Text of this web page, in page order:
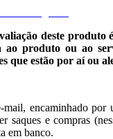
deste produto
ao produto ou ao
que estão por aí ou
encaminhado por
saques e compras
em banco.